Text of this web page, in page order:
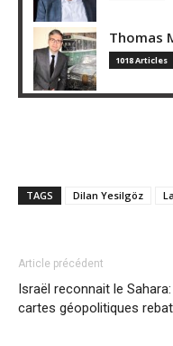
Thomas
1018 Articles
TAGS Dilan Yesilgöz
Article précédent
Israël reconnait le
cartes géopolitiques